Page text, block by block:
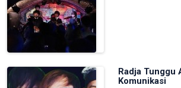
Radja Tunggu
Komunikasi